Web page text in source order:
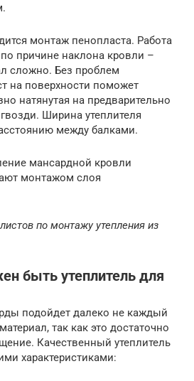
монтаж пенопласта. Работа
причине наклона кровли –
сложно. Без проблем
на поверхности поможет
натянутая на предварительно
Ширина утеплителя
между балками.
мансардной кровли
монтажом слоя
по монтажу утепления из
быть утеплитель для
подойдет далеко не каждый
так как это достаточно
Качественный утеплитель
характеристиками: